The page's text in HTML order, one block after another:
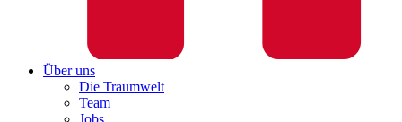
Über uns
Die Traumwelt
Team
Jobs